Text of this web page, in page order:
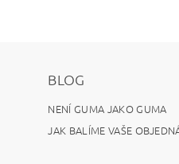
BLOG
NENÍ GUMA JAKO GUMA
JAK BALÍME VAŠE